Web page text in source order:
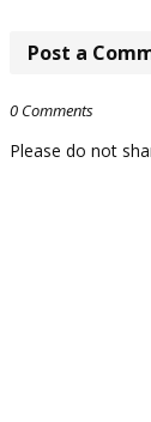
Post a
0 Comments
Please do not